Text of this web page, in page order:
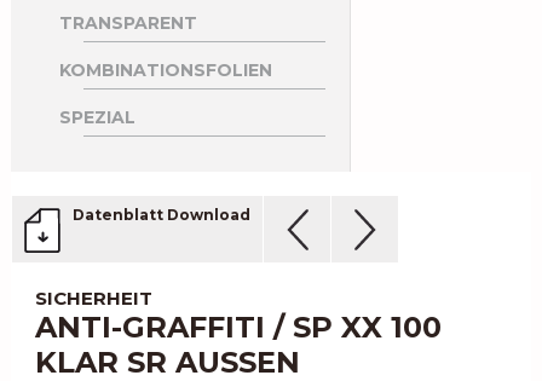
TRANSPARENT
KOMBINATIONSFOLIEN
SPEZIAL
Datenblatt Download
SICHERHEIT
ANTI-GRAFFITI / SP XX 100
KLAR SR AUSSEN